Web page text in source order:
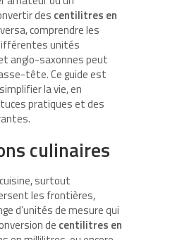
des centilitres en
comprendre les
unités
anglo-saxonnes peut
tête. Ce guide est
la vie, en
pratiques et des
culinaires
surtout
les frontières,
d’unités de mesure qui
de centilitres en